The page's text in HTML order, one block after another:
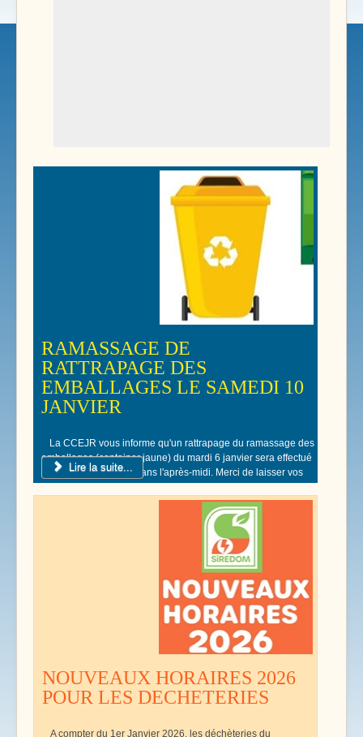
RAMASSAGE DE
RATTRAPAGE DES
EMBALLAGES LE SAMEDI 10
JANVIER
La CCEJR vous informe qu'un rattrapage du ramassage des
emballages (container jaune) du mardi 6 janvier sera effectué
le samedi 10 Janvier dans l'après-midi. Merci de laisser vos
poubelles jaunes devant votre domicile.
Lire la suite...
NOUVEAUX HORAIRES 2026
POUR LES DECHETERIES
A compter du 1er Janvier 2026, les déchèteries du